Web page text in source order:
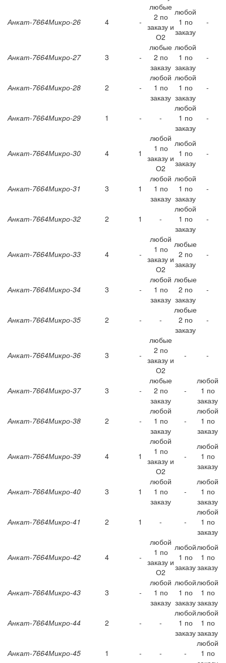
Анкат-7664Микро-26 4 -
любые
2 по
заказу и
О2
любой
1 по
заказу
-
Анкат-7664Микро-27 3 -
любые
2 по
заказу
любой
1 по
заказу
-
Анкат-7664Микро-28 2 -
любой
1 по
заказу
любой
1 по
заказу
-
Анкат-7664Микро-29 1 - -
любой
1 по
заказу
-
Анкат-7664Микро-30 4 1
любой
1 по
заказу и
О2
любой
1 по
заказу
-
Анкат-7664Микро-31 3 1
любой
1 по
заказу
любой
1 по
заказу
-
Анкат-7664Микро-32 2 1 -
любой
1 по
заказу
-
Анкат-7664Микро-33 4 -
любой
1 по
заказу и
О2
любые
2 по
заказу
-
Анкат-7664Микро-34 3 -
любой
1 по
заказу
любые
2 по
заказу
-
Анкат-7664Микро-35 2 - -
любые
2 по
заказу
-
Анкат-7664Микро-36 3 -
любые
2 по
заказу и
О2
- -
Анкат-7664Микро-37 3 -
любые
2 по
заказу
-
любой
1 по
заказу
Анкат-7664Микро-38
2 -
любой
1 по
заказу
-
любой
1 по
заказу
Анкат-7664Микро-39 4 1
любой
1 по
заказу и
О2
-
любой
1 по
заказу
Анкат-7664Микро-40 3 1
любой
1 по
заказу
-
любой
1 по
заказу
Анкат-7664Микро-41
2 1 - -
любой
1 по
заказу
Анкат-7664Микро-42 4 -
любой
1 по
заказу и
О2
любой
1 по
заказу
любой
1 по
заказу
Анкат-7664Микро-43 3 -
любой
1 по
заказу
любой
1 по
заказу
любой
1 по
заказу
Анкат-7664Микро-44
2 - -
любой
1 по
заказу
любой
1 по
заказу
Анкат-7664Микро-45
1 - - -
любой
1 по